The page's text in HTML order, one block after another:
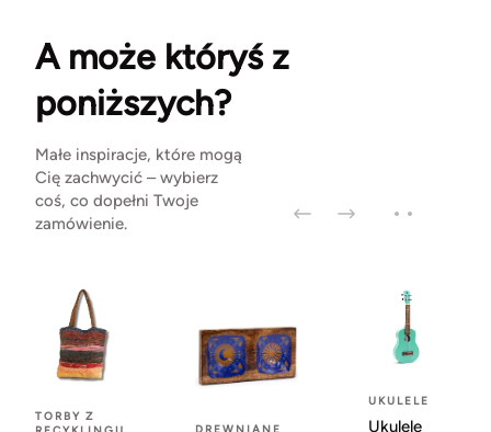
A może któryś z
poniższych?
Małe inspiracje, które mogą
Cię zachwycić – wybierz
coś, co dopełni Twoje
zamówienie.
TORBY Z
UKULELE
Ukulele